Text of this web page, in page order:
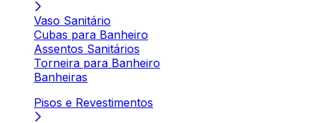
Vaso Sanitário
Cubas para Banheiro
Assentos Sanitários
Torneira para Banheiro
Banheiras
Pisos e Revestimentos